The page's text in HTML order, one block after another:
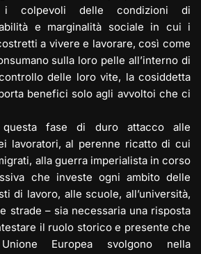
i colpevoli delle condizioni di
e marginalità sociale in cui i
a vivere e lavorare, così come
sulla loro pelle all’interno di
delle loro vite, la cosiddetta
benefici solo agli avvoltoi che ci
fase di duro attacco alle
lavoratori, al perenne ricatto di cui
alla guerra imperialista in corso
che investe ogni ambito delle
di lavoro, alle scuole, all’università,
strade – sia necessaria una risposta
il ruolo storico e presente che
Europea svolgono nella